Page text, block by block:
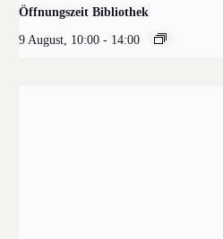
Öffnungszeit Bibliothek
9 August, 10:00 - 14:00